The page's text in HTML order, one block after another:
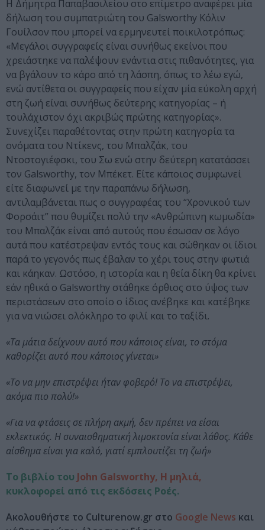
Η Δήμητρα Παπαβασιλείου στο επίμετρο αναφέρει μία
δήλωση του συμπατριώτη του Galsworthy Κόλιν
Γουίλσον που μπορεί να ερμηνευτεί ποικιλοτρόπως:
«Μεγάλοι συγγραφείς είναι συνήθως εκείνοι που
χρειάστηκε να παλέψουν ενάντια στις πιθανότητες, για
να βγάλουν το κάρο από τη λάσπη, όπως το λέω εγώ,
ενώ αντίθετα οι συγγραφείς που είχαν μία εύκολη αρχή
στη ζωή είναι συνήθως δεύτερης κατηγορίας – ή
τουλάχιστον όχι ακριβώς πρώτης κατηγορίας».
Συνεχίζει παραθέτοντας στην πρώτη κατηγορία τα
ονόματα του Ντίκενς, του Μπαλζάκ, του
Ντοστογιέφσκι, του Σω ενώ στην δεύτερη κατατάσσει
τον Galsworthy, τον Μπέκετ. Είτε κάποιος συμφωνεί
είτε διαφωνεί με την παραπάνω δήλωση,
αντιλαμβάνεται πως ο συγγραφέας του “Χρονικού των
Φορσάιτ” που θυμίζει πολύ την «Ανθρώπινη κωμωδία»
του Μπαλζάκ είναι από αυτούς που έσωσαν σε λόγο
αυτά που κατέστρεψαν εντός τους και σώθηκαν οι ίδιοι
παρά το γεγονός πως έβαλαν το χέρι τους στην φωτιά
και κάηκαν. Ωστόσο, η ιστορία και η θεία δίκη θα κρίνει
εάν ηθικά ο Galsworthy στάθηκε όρθιος στο ύψος των
περιστάσεων στο οποίο ο ίδιος ανέβηκε και κατέβηκε
για να νιώσει ολόκληρο το φιλί και το ταξίδι.
«Τα μάτια δείχνουν αυτό που κάποιος είναι, το στόμα
καθορίζει αυτό που κάποιος γίνεται»
«Το να μην επιστρέψει ήταν φοβερό! Το να επιστρέψει,
ακόμα πιο πολύ!»
«Για να φτάσεις σε πλήρη ακμή, δεν πρέπει να είσαι
εκλεκτικός. Η συναισθηματική λιμοκτονία είναι λάθος. Κάθε
αίσθημα είναι για καλό, γιατί εμπλουτίζει τη ζωή»
Το βιβλίο του John Galsworthy, Η μηλιά,
κυκλοφορεί από τις εκδόσεις Ροές.
Ακολουθήστε το Culturenow.gr στο Google News και